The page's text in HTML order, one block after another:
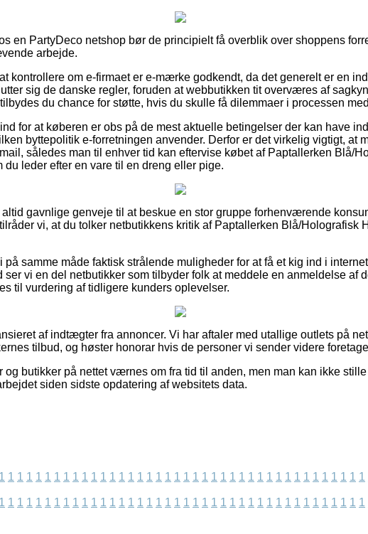
en PartyDeco netshop bør de principielt få overblik over shoppens
arbejde.
kontrollere om e-firmaet er e-mærke godkendt, da det generelt er en
sig de danske regler, foruden at webbutikken tit overværes af
du chance for støtte, hvis du skulle få dilemmaer i processen
for at køberen er obs på de mest aktuelle betingelser der kan have
byttepolitik e-forretningen anvender. Derfor er det virkelig vigtigt, at
således man til enhver tid kan eftervise købet af Paptallerken Blå/
du leder efter en vare til en dreng eller pige.
gavnlige genveje til at beskue en stor gruppe forhenværende
vi, at du tolker netbutikkens kritik af Paptallerken Blå/Holografisk
på samme måde faktisk strålende muligheder for at få et kig ind i
vi en del netbutikker som tilbyder folk at meddele en anmeldelse af
til vurdering af tidligere kunders oplevelser.
af indtægter fra annoncer. Vi har aftaler med utallige outlets på
tilbud, og høster honorar hvis de personer vi sender videre
og butikker på nettet værnes om fra tid til anden, men man kan ikke
siden sidste opdatering af websitets data.
1 1 1 1 1 1 1 1 1 1 1 1 1 1 1 1 1 1 1 1 1 1 1 1 1 1 1 1 1 1 1 1 1 1 1 1 1 1 1 1
1 1 1 1 1 1 1 1 1 1 1 1 1 1 1 1 1 1 1 1 1 1 1 1 1 1 1 1 1 1 1 1 1 1 1 1 1 1 1 1